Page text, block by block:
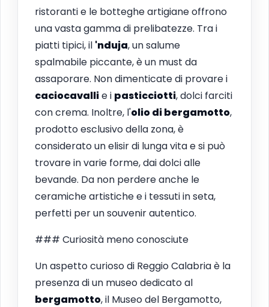
ristoranti e le botteghe artigiane offrono
una vasta gamma di prelibatezze. Tra i
piatti tipici, il 'nduja, un salume
spalmabile piccante, è un must da
assaporare. Non dimenticate di provare i
caciocavallie i pasticciotti, dolci farciti
con crema. Inoltre, l'olio di bergamotto,
prodotto esclusivo della zona, è
considerato un elisir di lunga vita e si può
trovare in varie forme, dai dolci alle
bevande. Da non perdere anche le
ceramiche artistiche e i tessuti in seta,
perfetti per un souvenir autentico.
### Curiosità meno conosciute
Un aspetto curioso di Reggio Calabria è la
presenza di un museo dedicato al
bergamotto, il Museo del Bergamotto,